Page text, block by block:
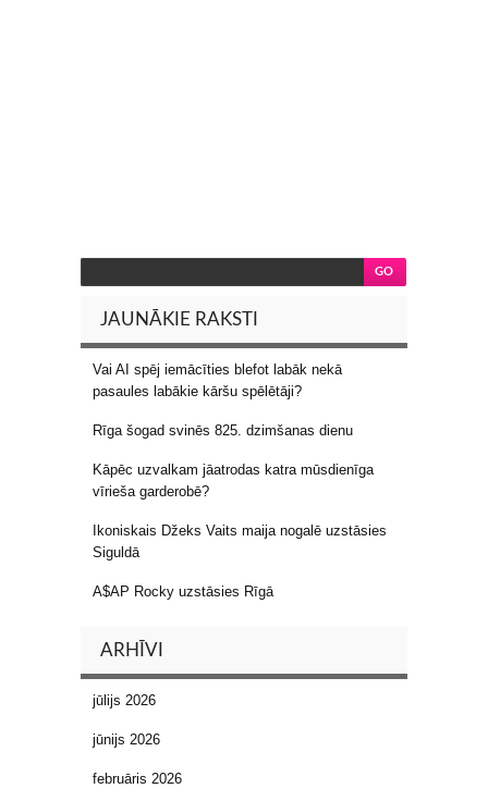
JAUNĀKIE RAKSTI
Vai AI spēj iemācīties blefot labāk nekā
pasaules labākie kāršu spēlētāji?
Rīga šogad svinēs 825. dzimšanas dienu
Kāpēc uzvalkam jāatrodas katra mūsdienīga
vīrieša garderobē?
Ikoniskais Džeks Vaits maija nogalē uzstāsies
Siguldā
A$AP Rocky uzstāsies Rīgā
ARHĪVI
jūlijs 2026
jūnijs 2026
februāris 2026